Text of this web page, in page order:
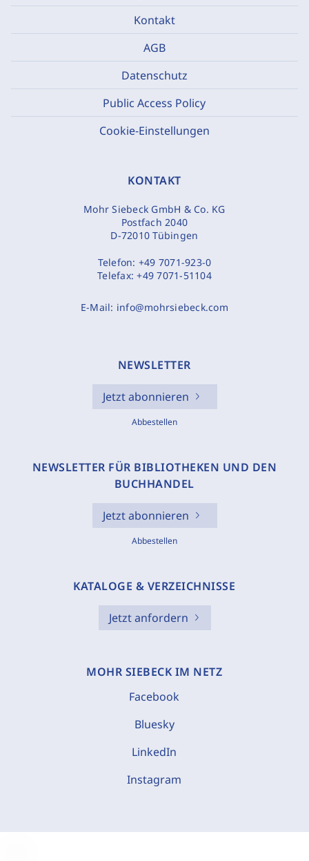
Kontakt
AGB
Datenschutz
Public Access Policy
Cookie-Einstellungen
KONTAKT
Mohr Siebeck GmbH & Co. KG
Postfach 2040
D-72010 Tübingen
Telefon: +49 7071-923-0
Telefax:+49 7071-51104
E-Mail: info@mohrsiebeck.com
NEWSLETTER
Jetzt abonnieren
Abbestellen
NEWSLETTER FÜR BIBLIOTHEKEN UND DEN
BUCHHANDEL
Jetzt abonnieren
Abbestellen
KATALOGE & VERZEICHNISSE
Jetzt anfordern
MOHR SIEBECK IM NETZ
Facebook
Bluesky
LinkedIn
Instagram